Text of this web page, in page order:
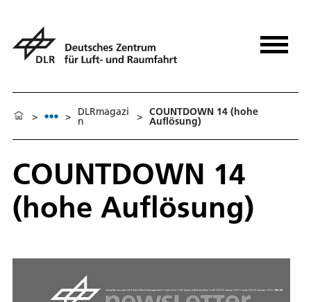
> > DLRmagazi
n > COUNTDOWN 14 (hohe
Auflösung)
COUNTDOWN 14
(hohe Auflösung)